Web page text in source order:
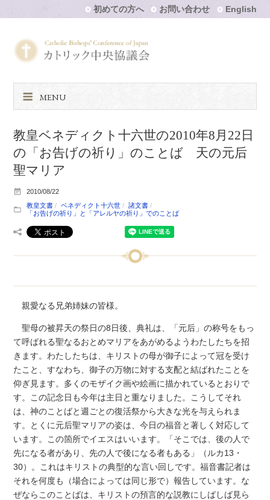
初めての方へ お問い合わせ English
MENU
教皇ベネディクト十六世の2010年8月22日
の「お告げの祈り」のことば 天の元后
聖マリア
2010/08/22
教皇文書
ベネディクト十六世
諸文書
「お告げの祈り」と「アレルヤの祈り」でのことば
親愛なる兄弟姉妹の皆様。
聖母の被昇天の祭日の8日後、典礼は、「元后」の称号をもっ
て呼ばれる聖なるおとめマリアをあがめるようわたしたちを招
きます。わたしたちは、キリストの母が御子によって冠を受け
たこと、すなわち、御子の万物に対する支配と結ばれたことを
仰ぎ見ます。多くのモザイク画や絵画に描かれているとおりで
す。この記念日も今年は主日と重なりました。こうしてそれ
は、神のことばと週ごとの復活祭から大きな光を与えられま
す。とくに元后聖マリアの姿は、今日の福音と著しく対応して
います。この箇所でイエスはいいます。「そこでは、後の人で
先になる者があり、先の人で後になる者もある」（ルカ13・
30）。これはキリストの典型的な言い回しです。福音書記者は
それを何度も（場合によっては同じ形で）報告しています。な
ぜならこのことばは、キリストの預言的な説教にしばしば見ら